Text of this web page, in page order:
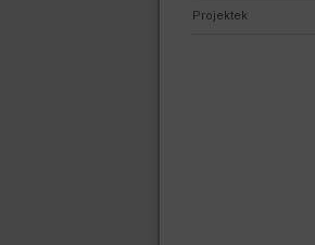
Projektek